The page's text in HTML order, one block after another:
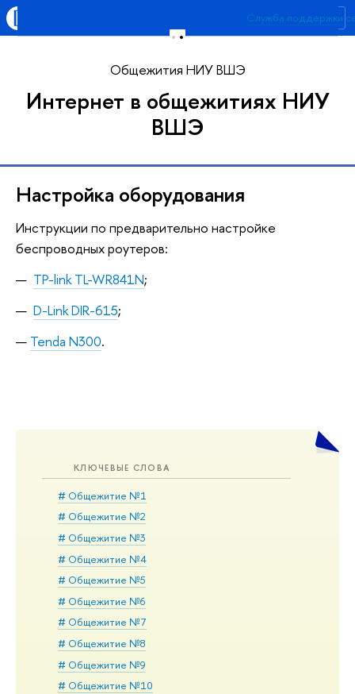
Меню
Общежития НИУ ВШЭ
Интернет в общежитиях НИУ
ВШЭ
Служба поддержки
КЛЮЧЕВЫЕ СЛОВА
# Общежитие №1
# Общежитие №2
# Общежитие №3
# Общежитие №4
# Общежитие №5
# Общежитие №6
# Общежитие №7
# Общежитие №8
# Общежитие №9
# Общежитие №10
Настройка оборудования
Инструкции по предварительно настройке
беспроводных роутеров:
TP-link TL-WR841N;
D-Link DIR-615;
Tenda N300.